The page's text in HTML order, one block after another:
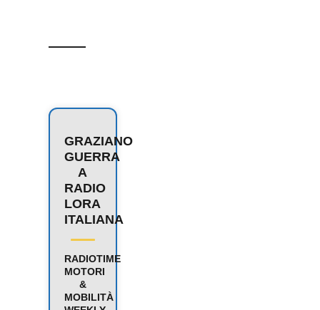
GRAZIANO
GUERRA
A
RADIO
LORA
ITALIANA
RADIOTIME
MOTORI
&
MOBILITÀ